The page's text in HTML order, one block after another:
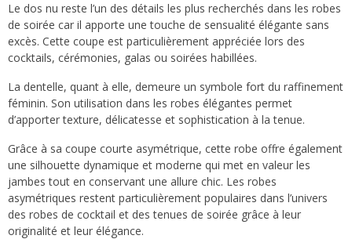
Le dos nu reste l’un des détails les plus recherchés dans les robes
de soirée car il apporte une touche de sensualité élégante sans
excès. Cette coupe est particulièrement appréciée lors des
cocktails, cérémonies, galas ou soirées habillées.
La dentelle, quant à elle, demeure un symbole fort du raffinement
féminin. Son utilisation dans les robes élégantes permet
d’apporter texture, délicatesse et sophistication à la tenue.
Grâce à sa coupe courte asymétrique, cette robe offre également
une silhouette dynamique et moderne qui met en valeur les
jambes tout en conservant une allure chic. Les robes
asymétriques restent particulièrement populaires dans l’univers
des robes de cocktail et des tenues de soirée grâce à leur
originalité et leur élégance.